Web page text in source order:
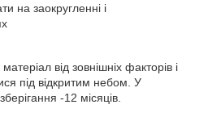
на заокругленні і
від зовнішніх факторів і
під відкритим небом. У
-12 місяців.